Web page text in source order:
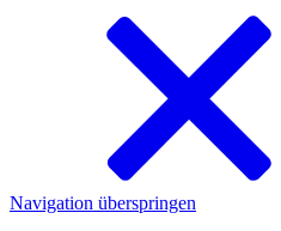
Navigation überspringen